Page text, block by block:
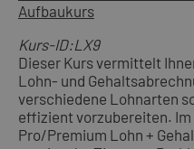
Aufbaukurs
Kurs-ID:LX9
Dieser Kurs vermittelt
Lohn- und
verschiedene Lohnarten
effizient vorzubereiten.
Pro/Premium Lohn +